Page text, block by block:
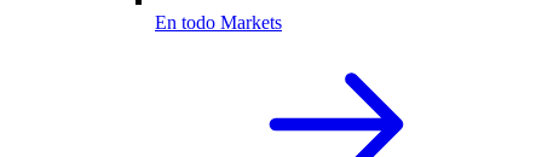
En todo Markets